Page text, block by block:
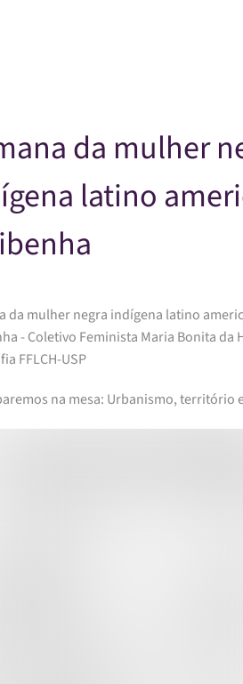
da mulher
latino
da mulher negra indígena latino
- Coletivo Feminista Maria Bonita da
FFLCH-USP
na mesa: Urbanismo, território